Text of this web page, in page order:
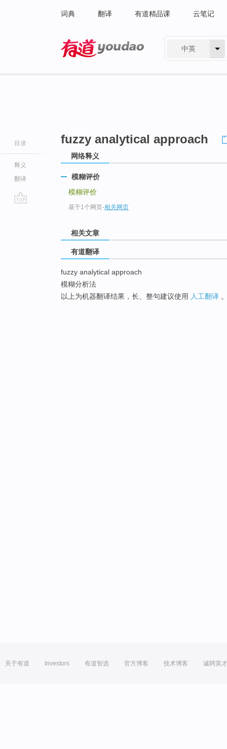
词典 翻译 有道精品课 云笔记
中英
目录
释义
翻译
fuzzy analytical approach
网络释义
模糊评价
模糊评价
基于1个网页-相关网页
相关文章
有道翻译
fuzzy analytical approach
模糊分析法
以上为机器翻译结果，长、整句建议使用 人工翻译
关于有道 Investors 有道智选 官方博客 技术博客 诚聘英才